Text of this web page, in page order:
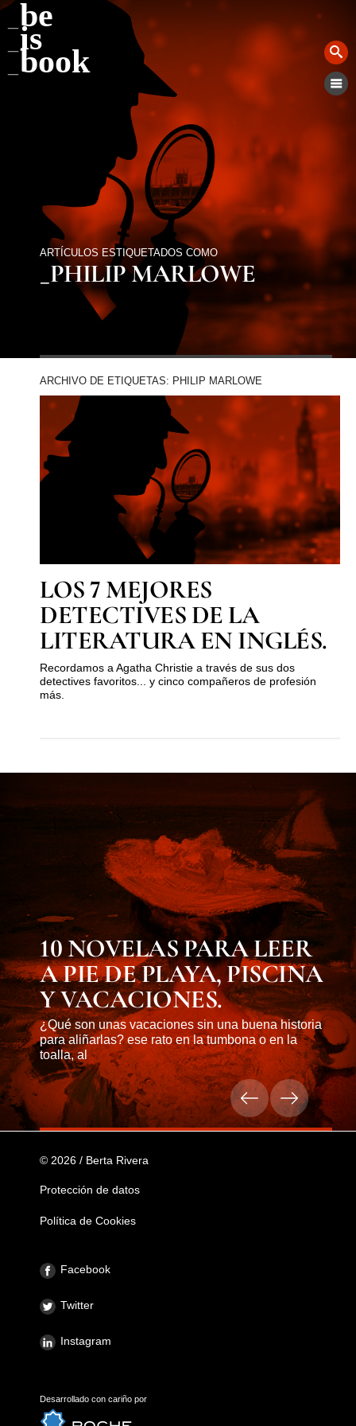
be
is
book
ARTÍCULOS ESTIQUETADOS COMO
_PHILIP MARLOWE
ARCHIVO DE ETIQUETAS: PHILIP MARLOWE
LOS 7 MEJORES
DETECTIVES DE LA
LITERATURA EN INGLÉS.
Recordamos a Agatha Christie a través de sus dos
detectives favoritos... y cinco compañeros de profesión
más.
10 NOVELAS PARA LEER
A PIE DE PLAYA, PISCINA
Y VACACIONES.
¿Qué son unas vacaciones sin una buena historia
para aliñarlas? ese rato en la tumbona o en la
toalla, al
© 2026 / Berta Rivera
Protección de datos
Política de Cookies
Facebook
Twitter
Instagram
Desarrollado con cariño por